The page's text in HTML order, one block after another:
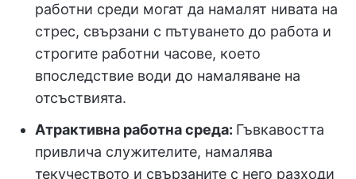
работни среди могат да намалят нивата на
стрес, свързани с пътуването до работа и
строгите работни часове, което
впоследствие води до намаляване на
отсъствията.
Атрактивна работна среда: Гъвкавостта
привлича служителите, намалява
текучеството и свързаните с него разходи